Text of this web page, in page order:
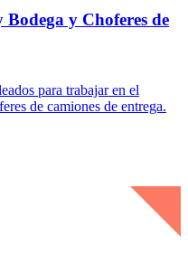
y Choferes de
para trabajar en el
de camiones de entrega.